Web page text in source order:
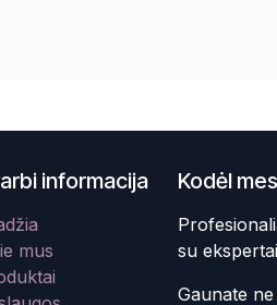
Kodėl
su
Gaunate
informacija
mus